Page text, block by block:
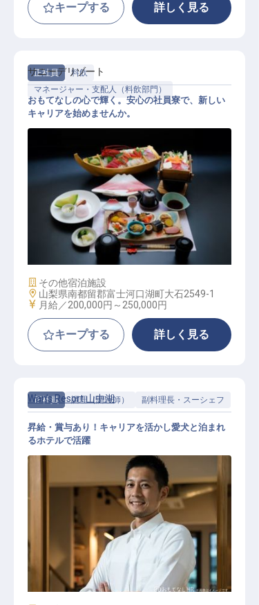
キープする 詳しく見る
正社員
料飲
マネージャー・支配人（料飲部門）
レストランスタッフ（幹部候補）
サニーデリゾート
おもてなしの心で輝く。安心の社員寮で、新しい
キャリアを始めませんか。
施設業態
その他宿泊施設
勤務地
山梨県南都留郡富士河口湖町大石2549-1
給与
月給／200,000円～ 250,000円
キープする 詳しく見る
正社員 調理（調理師） 副料理長・スーシェフ
洋食副料理長候補
Wan’s Resort 山中湖
昇給・賞与あり！キャリアを活かし愛犬と泊まれ
るホテルで活躍